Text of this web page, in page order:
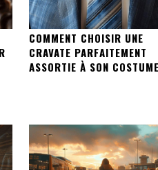
COMMENT CHOISIR UNE
CRAVATE PARFAITEMENT
ASSORTIE À SON